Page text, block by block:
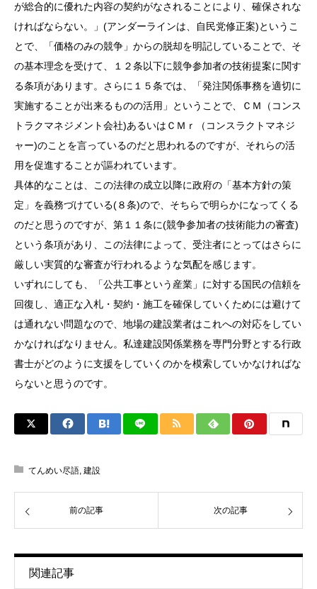
が総合的に優れた内容の契約がなされることにより、確保されな
ければならない。」(アンダーラインは、自民党修正案)というこ
とで、「価格のみの競争」からの脱却を明記していることで、そ
の基本理念を受けて、１２条以下に競争参加者の技術提案に関す
る条項があります。さらに１５条では、「発注関係事務を適切に
実施することが出来るものの活用」ということで、ＣＭ（コンス
トラクマネジメント会社)あるいはＣＭｒ（コンスラクトマネジ
ャー)のことを言っているのだと思われるのですが、それらの活
用を促進することが謳われています。
具体的なことは、この法律の成立以降に政府の「基本方針の策
定」を義務づけている(８条)ので、そちらで明らかになってくる
のだと思うのですが、第１１条に(競争参加者の技術能力の審査)
という条項があり、この法律によって、受注者にとってはさらに
厳しい実質的な審査が行われるような気配を感じます。
いずれにしても、「公共工事という産業」に対する国民の信頼を
回復し、適正な入札・契約・施工を確保していくためには避けて
は通れない問題なので、地場の建設業者はこれへの対応をしてい
かなければなりません。私達建設関係業務を専門分野とする行政
書士がどのように支援をしていくのかを模索していかなければな
らないと思うのです。
てんめい尽語, 建設
前の記事 次の記事
関連記事